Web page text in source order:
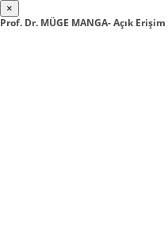
×
Prof. Dr. MÜGE MANGA- Açık Erişim